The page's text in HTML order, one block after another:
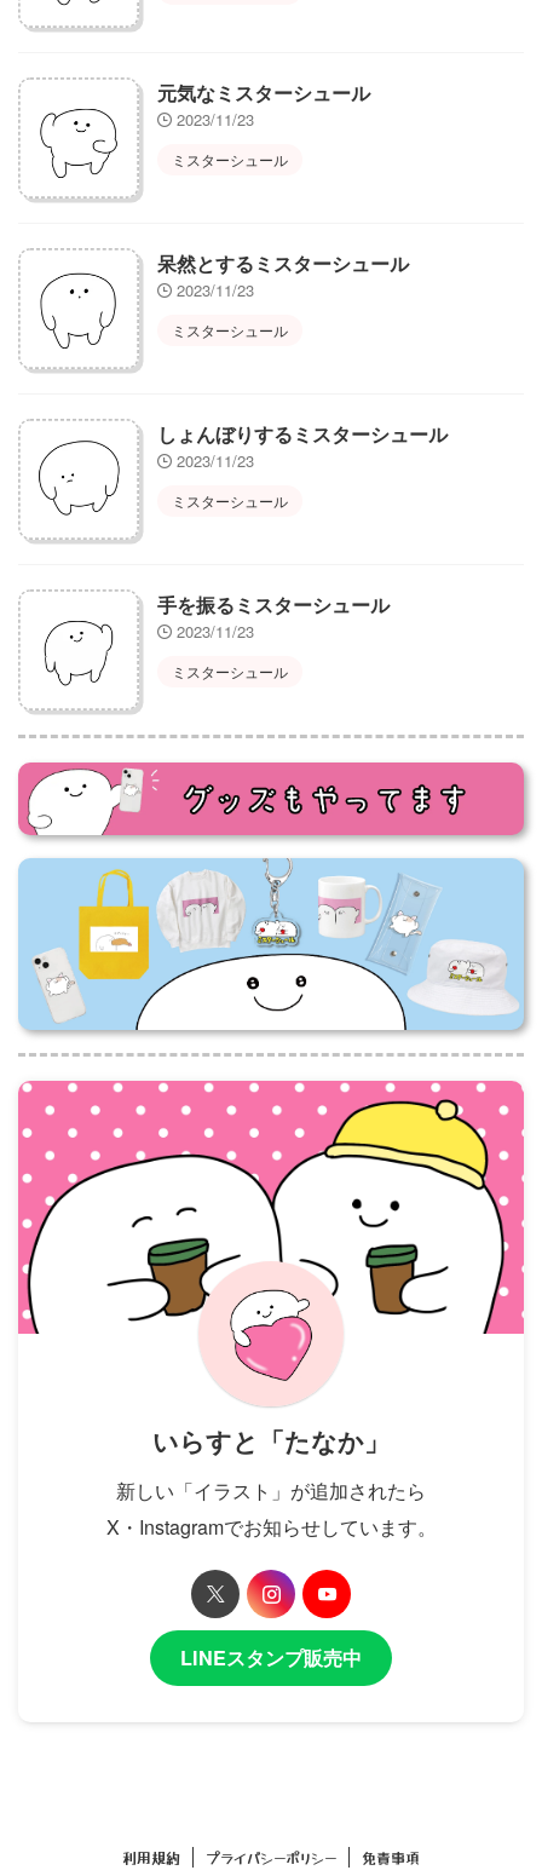
元気なミスターシュール
2023/11/23
ミスターシュール
呆然とするミスターシュール
2023/11/23
ミスターシュール
しょんぼりするミスターシュール
2023/11/23
ミスターシュール
手を振るミスターシュール
2023/11/23
ミスターシュール
いらすと「たなか」
新しい「イラスト」が追加されたら
X・Instagramでお知らせしています。
LINEスタンプ販売中
利用規約 プライバシーポリシー 免責事項